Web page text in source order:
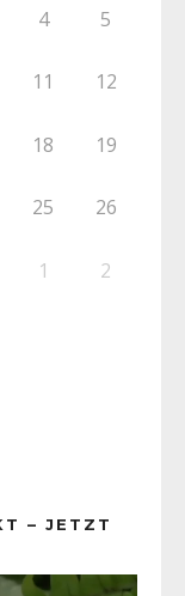
4 5
11 12
18 19
25 26
1 2
– JETZT